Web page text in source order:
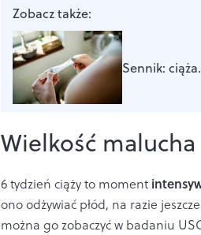
Zobacz także:
Sennik:
Wielkość malucha
6 tydzień ciąży to moment
ono odżywiać płód, na razie
można go zobaczyć w badaniu